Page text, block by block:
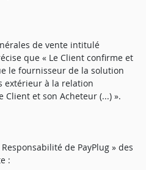
de vente intitulé
que « Le Client confirme et
le fournisseur de la solution
extérieur à la relation
et son Acheteur (...) ».
de PayPlug » des
: